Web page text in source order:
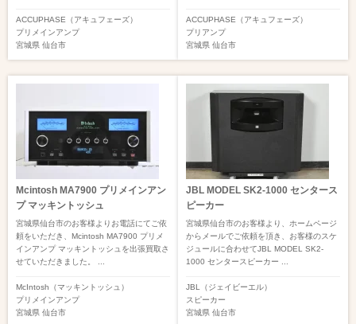
ACCUPHASE（アキュフェーズ）
プリメインアンプ
宮城県 仙台市
ACCUPHASE（アキュフェーズ）
プリアンプ
宮城県 仙台市
Mcintosh MA7900 プリメインアン
プ マッキントッシュ
宮城県仙台市のお客様よりお電話にてご依
頼をいただき、Mcintosh MA7900 プリメ
インアンプ マッキントッシュを出張買取さ
せていただきました。 ...
McIntosh（マッキントッシュ）
プリメインアンプ
宮城県 仙台市
JBL MODEL SK2-1000 センタース
ピーカー
宮城県仙台市のお客様より、ホームページ
からメールでご依頼を頂き、お客様のスケ
ジュールに合わせてJBL MODEL SK2-
1000 センタースピーカー ...
JBL（ジェイビーエル）
スピーカー
宮城県 仙台市